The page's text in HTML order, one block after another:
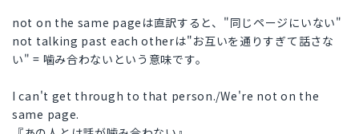
not on the same pageは直訳すると、"同じページにいない"
not talking past each otherは"お互いを通りすぎて話さな
い" = 噛み合わないという意味です。
I can't get through to that person./We're not on the
same page.